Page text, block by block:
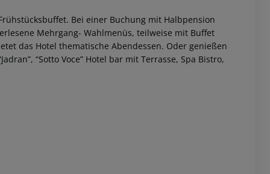
Bei einer Buchung mit Halbpension
Mehrgang- Wahlmenüs, teilweise mit Buffet
das Hotel thematische Abendessen. Oder genießen
“Sotto Voce” Hotel bar mit Terrasse, Spa Bistro,